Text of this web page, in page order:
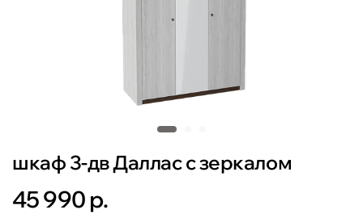
шкаф 3-дв Даллас с зеркалом
45 990 р.